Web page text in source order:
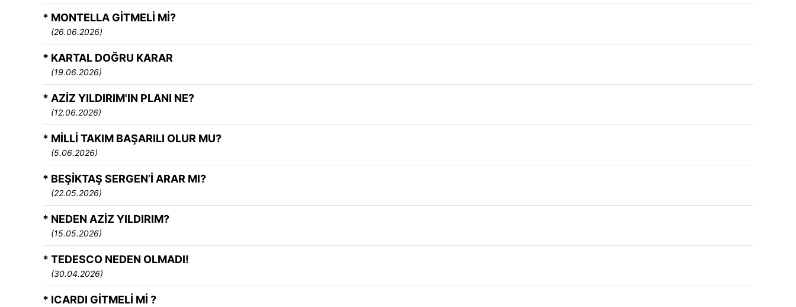
* MONTELLA GİTMELİ Mİ?
(26.06.2026)
* KARTAL DOĞRU KARAR
(19.06.2026)
* AZİZ YILDIRIM'IN PLANI NE?
(12.06.2026)
* MİLLİ TAKIM BAŞARILI OLUR MU?
(5.06.2026)
* BEŞİKTAŞ SERGEN’İ ARAR MI?
(22.05.2026)
* NEDEN AZİZ YILDIRIM?
(15.05.2026)
* TEDESCO NEDEN OLMADI!
(30.04.2026)
* ICARDI GİTMELİ Mİ ?